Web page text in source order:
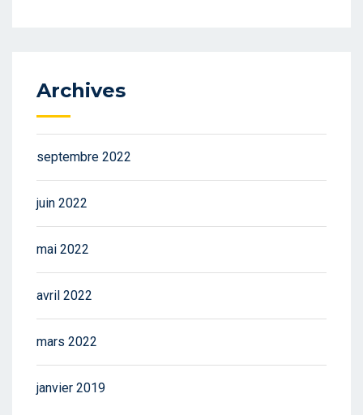
Archives
septembre 2022
juin 2022
mai 2022
avril 2022
mars 2022
janvier 2019